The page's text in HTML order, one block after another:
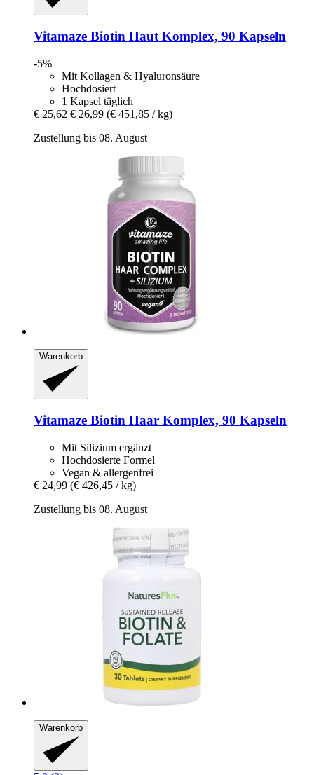
Vitamaze Biotin Haut Komplex, 90 Kapseln
-5%
Mit Kollagen & Hyaluronsäure
Hochdosiert
1 Kapsel täglich
€ 25,62 € 26,99 (€ 451,85 / kg)
Zustellung bis 08. August
Warenkorb
Vitamaze Biotin Haar Komplex, 90 Kapseln
Mit Silizium ergänzt
Hochdosierte Formel
Vegan & allergenfrei
€ 24,99 (€ 426,45 / kg)
Zustellung bis 08. August
Warenkorb